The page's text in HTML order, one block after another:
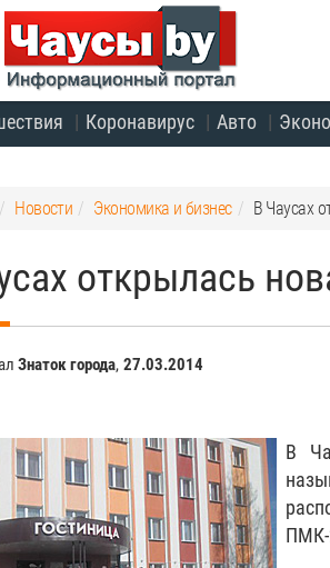
Коронавирус Авто
Новости Экономика и бизнес В Чаусах
открылась
Знаток города, 27.03.2014
В